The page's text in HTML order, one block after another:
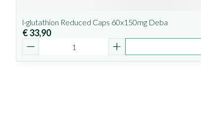
l-glutathion Reduced Caps 60x150mg Deba
€ 33,90